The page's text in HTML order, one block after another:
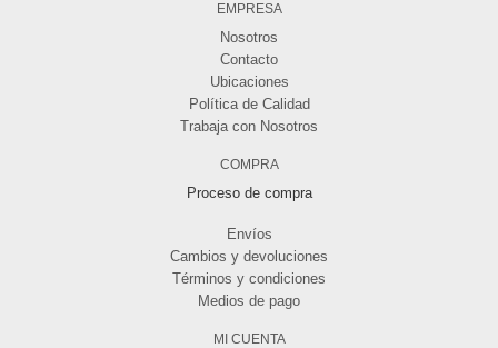
EMPRESA
Nosotros
Contacto
Ubicaciones
Política de Calidad
Trabaja con Nosotros
COMPRA
Proceso de compra
Envíos
Cambios y devoluciones
Términos y condiciones
Medios de pago
MI CUENTA